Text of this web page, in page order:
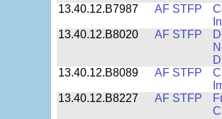
13.40.12.B7987
AF STFP
13.40.12.B8020
AF STFP
13.40.12.B8089
AF STFP
13.40.12.B8227
AF STFP